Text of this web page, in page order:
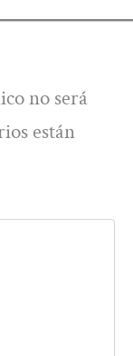
no será
están